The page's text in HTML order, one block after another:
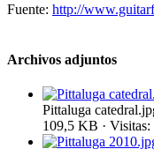
Fuente: http://
Archivos adjuntos
Pittaluga
109,5 KB · Visitas: